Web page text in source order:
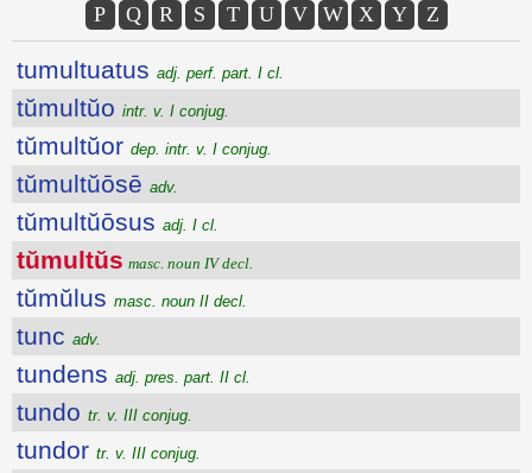
P Q R S T U V W X Y Z
tumultuatus adj. perf. part. I cl.
tŭmultŭo intr. v. I conjug.
tŭmultŭor dep. intr. v. I conjug.
tŭmultŭōsē adv.
tŭmultŭōsus adj. I cl.
tŭmultŭs masc. noun IV decl.
tŭmŭlus masc. noun II decl.
tunc adv.
tundens adj. pres. part. II cl.
tundo tr. v. III conjug.
tundor tr. v. III conjug.